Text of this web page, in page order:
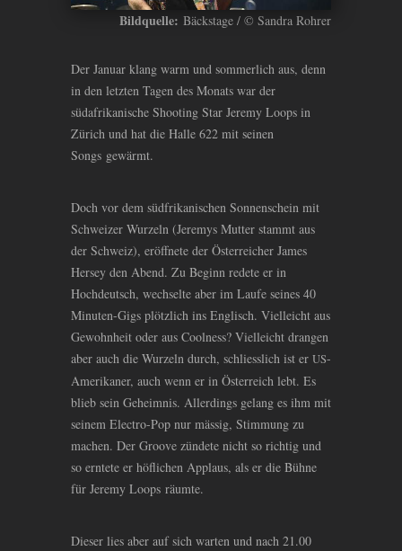
Bildquelle: Bäckstage / © Sandra Rohrer
Der Januar klang warm und sommerlich aus, denn
in den letzten Tagen des Monats war der
südafrikanische Shooting Star Jeremy Loops in
Zürich und hat die Halle 622 mit seinen
Songs gewärmt.
Doch vor dem südfrikanischen Sonnenschein mit
Schweizer Wurzeln (Jeremys Mutter stammt aus
der Schweiz), eröffnete der Österreicher James
Hersey den Abend. Zu Beginn redete er in
Hochdeutsch, wechselte aber im Laufe seines 40
Minuten-Gigs plötzlich ins Englisch. Vielleicht aus
Gewohnheit oder aus Coolness? Vielleicht drangen
aber auch die Wurzeln durch, schliesslich ist er US-
Amerikaner, auch wenn er in Österreich lebt. Es
blieb sein Geheimnis. Allerdings gelang es ihm mit
seinem Electro-Pop nur mässig, Stimmung zu
machen. Der Groove zündete nicht so richtig und
so erntete er höflichen Applaus, als er die Bühne
für Jeremy Loops räumte.
Dieser lies aber auf sich warten und nach 21.00